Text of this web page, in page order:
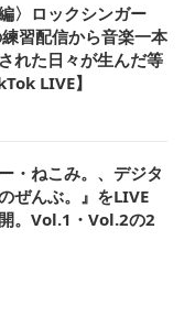
〉ロックシンガー
習配信から音楽一本
れた日々が生んだ等
LIVE】
・ねこみ。、デジタ
ぜんぶ。』をLIVE
。Vol.1・Vol.2の2